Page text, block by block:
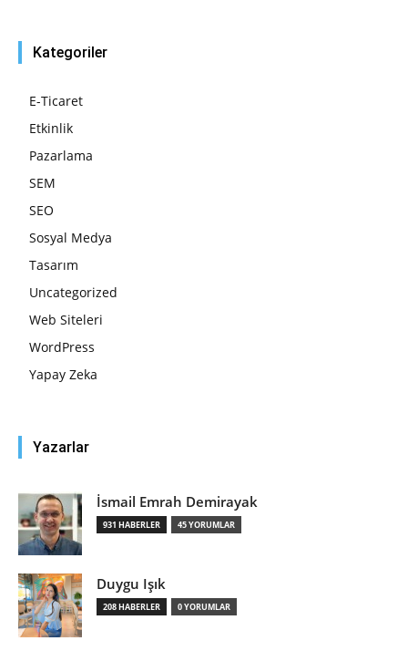
Kategoriler
E-Ticaret
Etkinlik
Pazarlama
SEM
SEO
Sosyal Medya
Tasarım
Uncategorized
Web Siteleri
WordPress
Yapay Zeka
Yazarlar
İsmail Emrah Demirayak
931 HABERLER 45 YORUMLAR
Duygu Işık
208 HABERLER 0 YORUMLAR